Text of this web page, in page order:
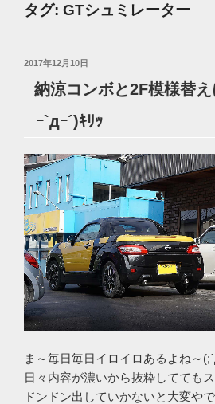
タグ: GTシュミレーター
投
日:
2017年12月10日
納涼コンボと2F模様替
ｰ`дｰ´)ｷﾘｯ
ま～毎日毎日イロイロあるよね～
日々内容が濃いから抜粋してても
ドンドン出していかないと大変や